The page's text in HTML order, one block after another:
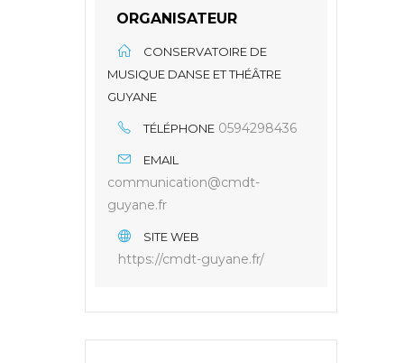
ORGANISATEUR
CONSERVATOIRE DE
MUSIQUE DANSE ET THÉÂTRE
GUYANE
TÉLÉPHONE 0594298436
EMAIL
communication@cmdt-
guyane.fr
SITE WEB
https://cmdt-guyane.fr/